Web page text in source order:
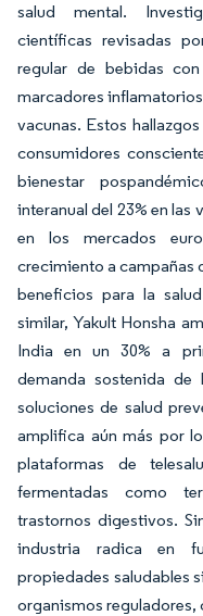
salud mental.
científicas revisadas
regular de bebidas
marcadores
vacunas. Estos
consumidores
bienestar
interanual del 23% en
en los mercados
crecimiento a campañas
beneficios para la
similar, Yakult Honsha
India en un 30% a
demanda sostenida de
soluciones de salud
amplifica aún más por
plataformas de
fermentadas como
trastornos digestivos.
industria radica en
propiedades saludables
organismos